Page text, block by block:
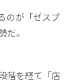
のが「ゼスプ
だ。
階を経て「店